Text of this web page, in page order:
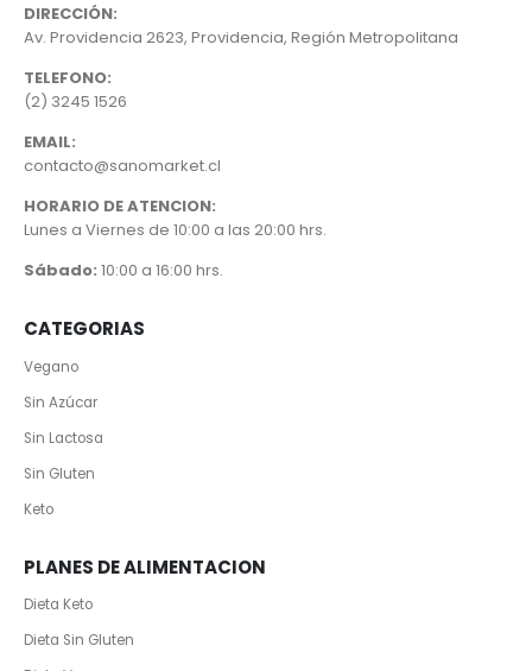
DIRECCIÓN:
Av. Providencia 2623, Providencia, Región Metropolitana
TELEFONO:
(2) 3245 1526
EMAIL:
contacto@sanomarket.cl
HORARIO DE ATENCION:
Lunes a Viernes de 10:00 a las 20:00 hrs.
Sábado: 10:00 a 16:00 hrs.
CATEGORIAS
Vegano
Sin Azúcar
Sin Lactosa
Sin Gluten
Keto
PLANES DE ALIMENTACION
Dieta Keto
Dieta Sin Gluten